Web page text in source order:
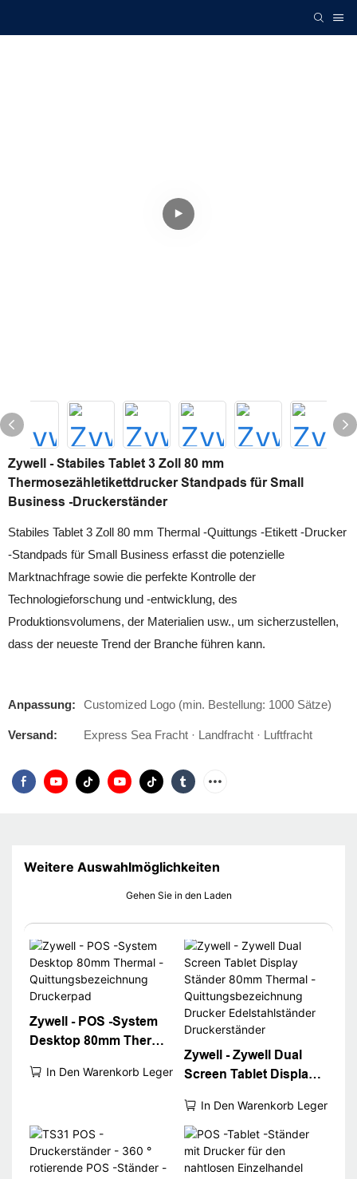
Zywell - Stabiles Tablet 3 Zoll 80 mm
Thermosezähletikettdrucker Standpads für Small
Business -Druckerständer
Stabiles Tablet 3 Zoll 80 mm Thermal -Quittungs -Etikett -Drucker
-Standpads für Small Business erfasst die potenzielle
Marktnachfrage sowie die perfekte Kontrolle der
Technologieforschung und -entwicklung, des
Produktionsvolumens, der Materialien usw., um sicherzustellen,
dass der neueste Trend der Branche führen kann.
Anpassung: Customized Logo (min. Bestellung: 1000 Sätze)
Versand: Express Sea Fracht · Landfracht · Luftfracht
Weitere Auswahlmöglichkeiten
Gehen Sie in den Laden
Zywell - POS -System
Desktop 80mm Thermal
Druckerpad
In Den Warenkorb Legen
Zywell - Zywell Dual
Screen Tablet Display
-Quittungsbezeichnung
Drucker
Edelstahlständer
Druckerständer
In Den Warenkorb Legen